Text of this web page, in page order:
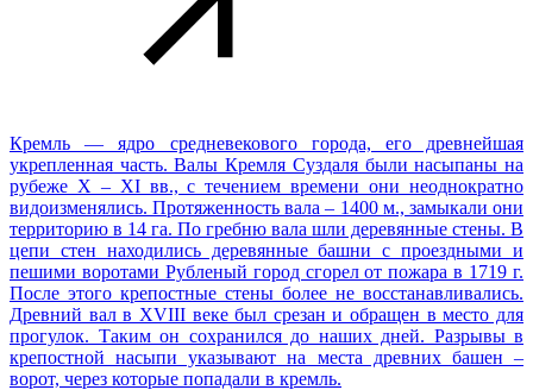
Кремль — ядро средневекового города, его древнейшая
укрепленная часть. Валы Кремля Суздаля были насыпаны на
рубеже X – XI вв., с течением времени они неоднократно
видоизменялись. Протяженность вала – 1400 м., замыкали они
территорию в 14 га. По гребню вала шли деревянные стены. В
цепи стен находились деревянные башни с проездными и
пешими воротами Рубленый город сгорел от пожара в 1719 г.
После этого крепостные стены более не восстанавливались.
Древний вал в XVIII веке был срезан и обращен в место для
прогулок. Таким он сохранился до наших дней. Разрывы в
крепостной насыпи указывают на места древних башен –
ворот, через которые попадали в кремль.